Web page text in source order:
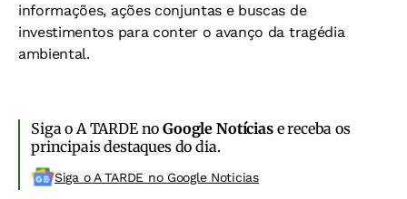
informações, ações conjuntas e buscas de
investimentos para conter o avanço da tragédia
ambiental.
Siga o A TARDE noGoogle Notíciase receba os
principais destaques do dia.
Siga o A TARDE no Google Noticias